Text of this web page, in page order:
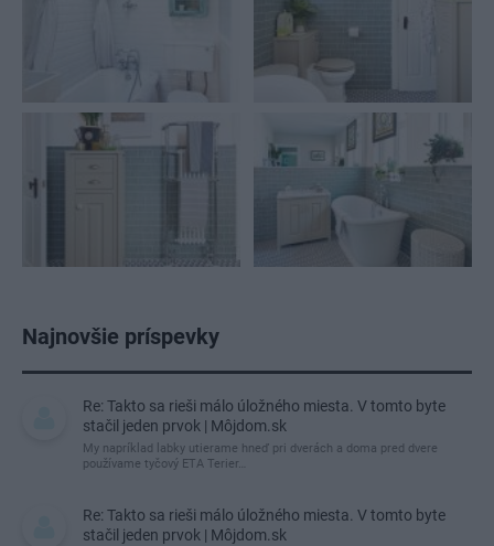
Najnovšie príspevky
Re: Takto sa rieši málo úložného miesta. V tomto byte
stačil jeden prvok | Môjdom.sk
My napríklad labky utierame hneď pri dverách a doma pred dvere
používame tyčový ETA Terier…
Re: Takto sa rieši málo úložného miesta. V tomto byte
stačil jeden prvok | Môjdom.sk